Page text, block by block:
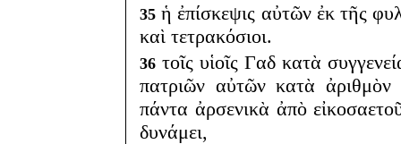
35 ἡ ἐπίσκεψις αὐτῶν ἐκ τῆς
καὶ τετρακόσιοι.
36 τοῖς υἱοῖς Γαδ κατὰ
πατριῶν αὐτῶν κατὰ
πάντα ἀρσενικὰ ἀπὸ
δυνάμει,